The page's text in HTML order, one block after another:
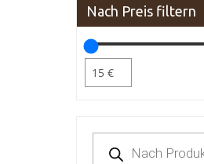
Nach Preis filtern
Products
search